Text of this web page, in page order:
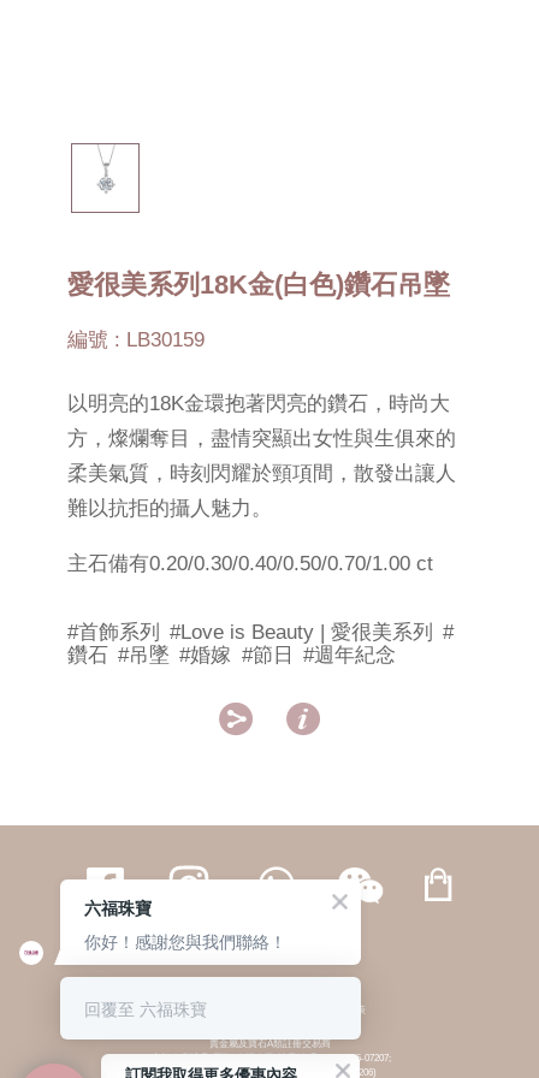
愛很美系列18K金(白色)鑽石吊墜
編號 : LB30159
以明亮的18K金環抱著閃亮的鑽石，時尚大
方，燦爛奪目，盡情突顯出女性與生俱來的
柔美氣質，時刻閃耀於頸項間，散發出讓人
難以抗拒的攝人魅力。
主石備有0.20/0.30/0.40/0.50/0.70/1.00 ct
#首飾系列 #Love is Beauty | 愛很美系列
#
鑽石 #吊墜 #婚嫁 #節日 #週年紀念
 
繁體 | 簡体
© 六福集團 版權所有 不得轉載 私隱政策
貴金屬及寶石A類註冊交易商
(六福企業禮品(國際)有限公司-註冊號碼:A-B-24-05-07207;
六福電子商貿有限公司-註冊號碼:A-B-24-05-07206)
六福珠寶
你好！感謝您與我們聯絡！
回覆至 六福珠寶